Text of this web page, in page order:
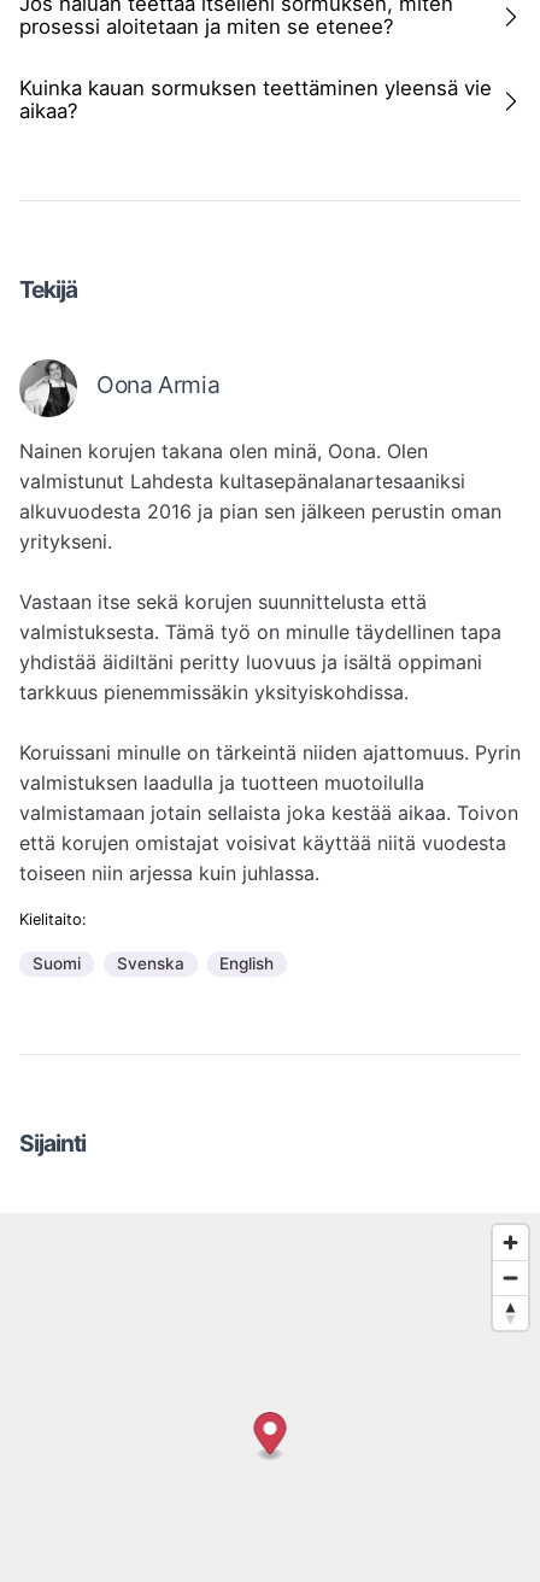
prosessi aloitetaan ja miten se etenee?
Kuinka kauan sormuksen teettäminen yleensä vie
aikaa?
Tekijä
Oona Armia
Nainen korujen takana olen minä, Oona. Olen
valmistunut Lahdesta kultasepänalanartesaaniksi
alkuvuodesta 2016 ja pian sen jälkeen perustin oman
yritykseni.
Vastaan itse sekä korujen suunnittelusta että
valmistuksesta. Tämä työ on minulle täydellinen tapa
yhdistää äidiltäni peritty luovuus ja isältä oppimani
tarkkuus pienemmissäkin yksityiskohdissa.
Koruissani minulle on tärkeintä niiden ajattomuus. Pyrin
valmistuksen laadulla ja tuotteen muotoilulla
valmistamaan jotain sellaista joka kestää aikaa. Toivon
että korujen omistajat voisivat käyttää niitä vuodesta
toiseen niin arjessa kuin juhlassa.
Kielitaito:
Suomi Svenska English
Sijainti